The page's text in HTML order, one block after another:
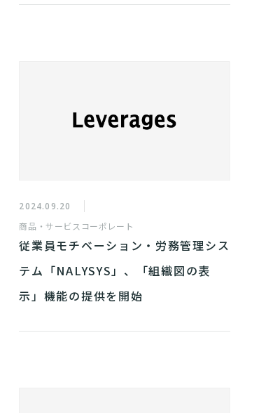
2024.09.20
商品・サービス コーポレート
従業員モチベーション・労務管理シス
テム「NALYSYS」、「組織図の表
示」機能の提供を開始